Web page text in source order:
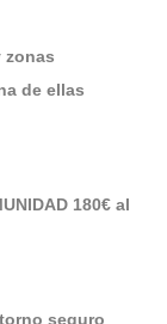
zonas
de ellas
180€ al
seguro